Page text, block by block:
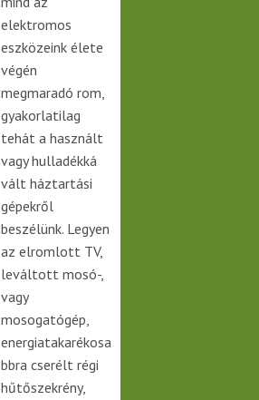
elektromos
eszközeink élete
végén
megmaradó rom,
gyakorlatilag
tehát a használt
vagy hulladékká
vált háztartási
gépekről
beszélünk. Legyen
az elromlott TV,
leváltott mosó-,
vagy
mosogatógép,
energiatakarékosa
bbra cserélt régi
hűtőszekrény,